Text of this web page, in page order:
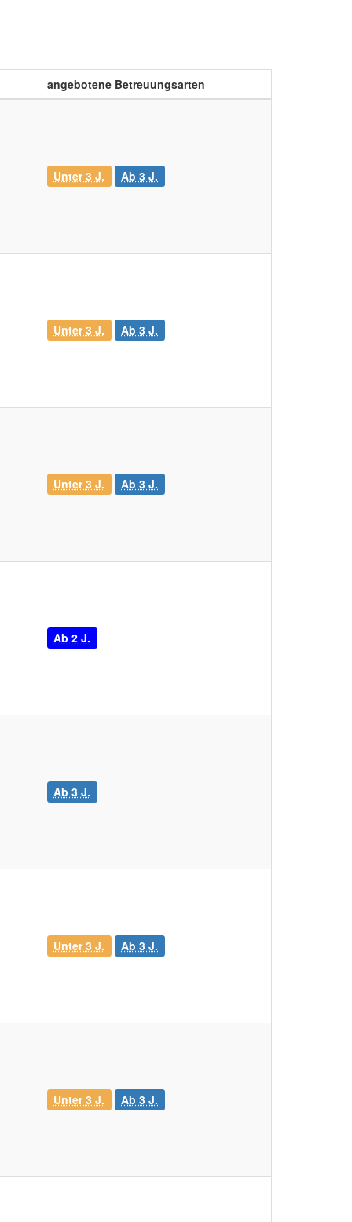
angebotene Betreuungsarten
Unter 3 J. Ab 3 J.
Unter 3 J. Ab 3 J.
Unter 3 J. Ab 3 J.
Ab 2 J.
Ab 3 J.
Unter 3 J. Ab 3 J.
Unter 3 J. Ab 3 J.